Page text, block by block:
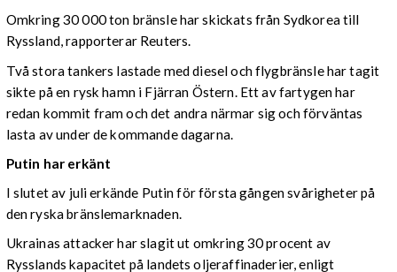
Omkring 30 000 ton bränsle har skickats från Sydkorea till
Ryssland, rapporterar Reuters.
Två stora tankers lastade med diesel och flygbränsle har tagit
sikte på en rysk hamn i Fjärran Östern. Ett av fartygen har
redan kommit fram och det andra närmar sig och förväntas
lasta av under de kommande dagarna.
Putin har erkänt
I slutet av juli erkände Putin för första gången svårigheter på
den ryska bränslemarknaden.
Ukrainas attacker har slagit ut omkring 30 procent av
Rysslands kapacitet på landets oljeraffinaderier, enligt